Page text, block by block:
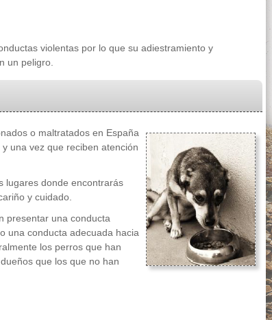
violentas por lo que su adiestramiento y
un peligro.
o maltratados en España
una vez que reciben atención
lugares donde encontrarás
y cuidado.
presentar una conducta
una conducta adecuada hacia
los perros que han
que los que no han